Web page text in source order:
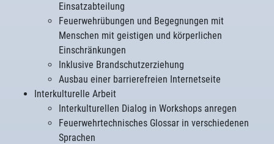
Einsatzabteilung
Feuerwehrübungen und Begegnungen mit
Menschen mit geistigen und körperlichen
Einschränkungen
Inklusive Brandschutzerziehung
Ausbau einer barrierefreien Internetseite
Interkulturelle Arbeit
Interkulturellen Dialog in Workshops anregen
Feuerwehrtechnisches Glossar in verschiedenen
Sprachen